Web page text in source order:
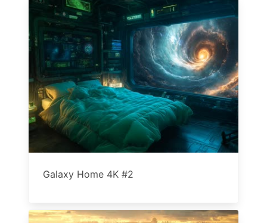
Galaxy Home 4K #2